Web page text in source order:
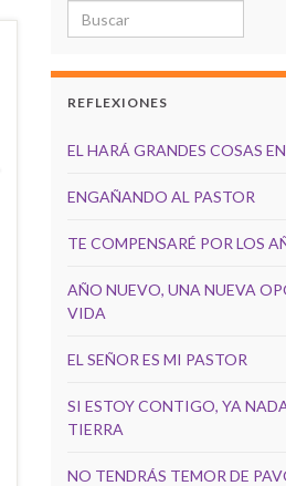
Search for:
REFLEXIONES
EL HARÁ GRANDES COSAS
ENGAÑANDO AL PASTOR
TE COMPENSARÉ POR LOS
AÑO NUEVO, UNA NUEVA
VIDA
EL SEÑOR ES MI PASTOR
SI ESTOY CONTIGO, YA
TIERRA
NO TENDRÁS TEMOR DE